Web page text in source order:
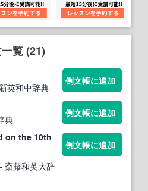
覧 (21)
英和中辞典
例文帳に追加
典
例文帳に追加
on the 10th
- 斎藤和英大辞
例文帳に追加